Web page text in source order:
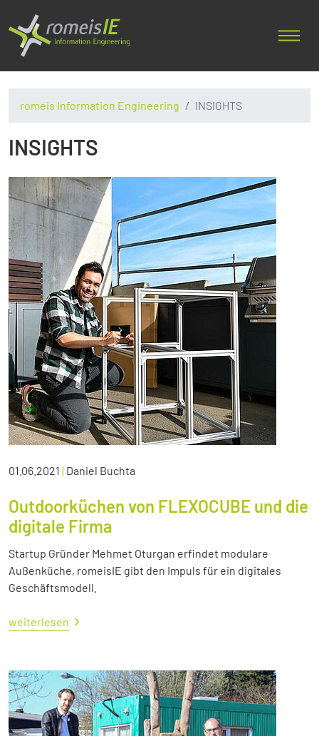
romeis Information Engineering INSIGHTS
INSIGHTS
01.06.2021 | Daniel Buchta
Outdoorküchen von FLEXOCUBE und die
digitale Firma
Startup Gründer Mehmet Oturgan erfindet modulare
Außenküche, romeisIE gibt den Impuls für ein digitales
Geschäftsmodell.
weiterlesen